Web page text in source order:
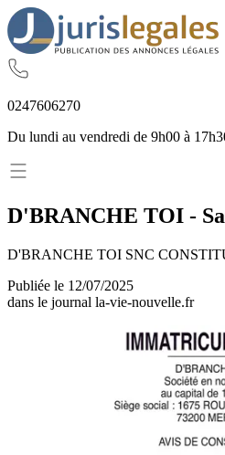
0247606270
Du lundi au vendredi de 9h00 à
D'BRANCHE TOI -
D'BRANCHE TOI SNC
Publiée le 12/07/2025
dans le journal la-vie-nouvelle.fr